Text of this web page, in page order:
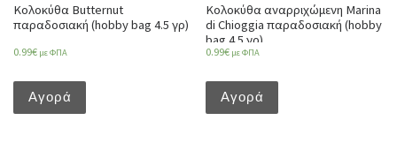
Κολοκύθα Butternut
παραδοσιακή (hobby bag 4.5 γρ)
0.99€ με ΦΠΑ
Αγορά
Κολοκύθα αναρριχώμενη Marina
di Chioggia παραδοσιακή (hobby
bag 4.5 γρ)
0.99€ με ΦΠΑ
Αγορά